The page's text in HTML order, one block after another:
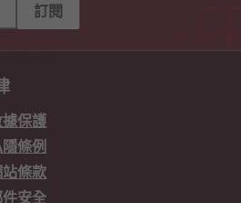
訂閱
保護
條例
條款
安全